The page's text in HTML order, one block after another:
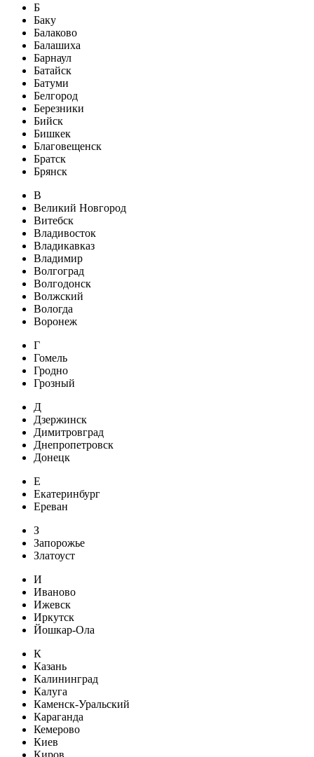
Б
Баку
Балаково
Балашиха
Барнаул
Батайск
Батуми
Белгород
Березники
Бийск
Бишкек
Благовещенск
Братск
Брянск
В
Великий Новгород
Витебск
Владивосток
Владикавказ
Владимир
Волгоград
Волгодонск
Волжский
Вологда
Воронеж
Г
Гомель
Гродно
Грозный
Д
Дзержинск
Димитровград
Днепропетровск
Донецк
Е
Екатеринбург
Ереван
З
Запорожье
Златоуст
И
Иваново
Ижевск
Иркутск
Йошкар-Ола
К
Казань
Калининград
Калуга
Каменск-Уральский
Караганда
Кемерово
Киев
Киров